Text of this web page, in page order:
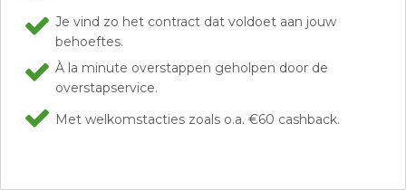
Je vind zo het contract dat voldoet aan jouw
behoeftes.
À la minute overstappen geholpen door de
overstapservice.
Met welkomstacties zoals o.a. €60 cashback.